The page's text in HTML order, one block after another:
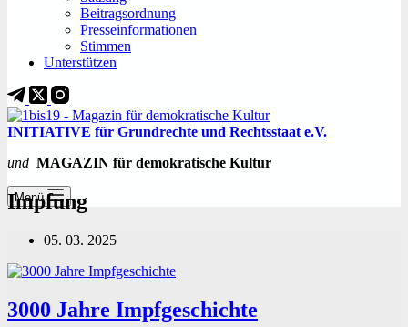
Beitragsordnung
Presseinformationen
Stimmen
Unterstützen
INITIATIVE für Grundrechte und Rechtsstaat e.V.
und MAGAZIN für demokratische Kultur
Menü
Impfung
05. 03. 2025
3000 Jahre Impfgeschichte